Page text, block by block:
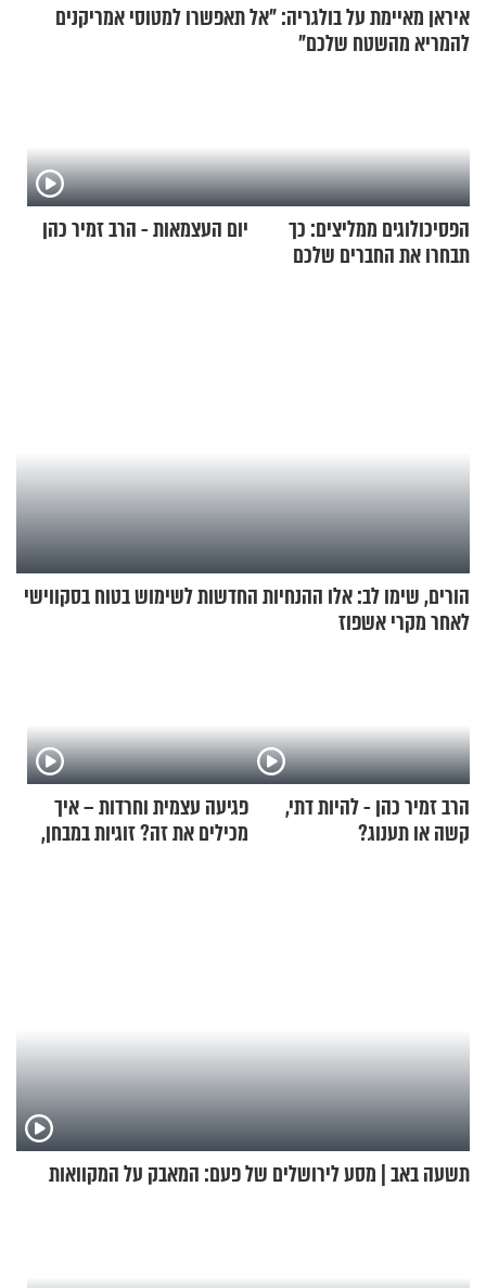
איראן מאיימת על בולגריה: "אל תאפשרו למטוסי אמריקנים
להמריא מהשטח שלכם"
הפסיכולוגים ממליצים: כך
תבחרו את החברים שלכם
יום העצמאות - הרב זמיר כהן
הורים, שימו לב: אלו ההנחיות החדשות לשימוש בטוח בסקווישי
לאחר מקרי אשפוז
הרב זמיר כהן - להיות דתי,
קשה או תענוג?
פגיעה עצמית וחרדות – איך
מכילים את זה? זוגיות במבחן,
תשעה באב | מסע לירושלים של פעם: המאבק על המקוואות